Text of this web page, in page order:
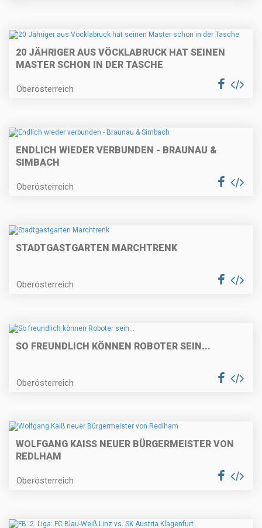
20 JÄHRIGER AUS VÖCKLABRUCK HAT SEINEN
MASTER SCHON IN DER TASCHE
Oberösterreich
ENDLICH WIEDER VERBUNDEN - BRAUNAU &
SIMBACH
Oberösterreich
STADTGASTGARTEN MARCHTRENK
Oberösterreich
SO FREUNDLICH KÖNNEN ROBOTER SEIN...
Oberösterreich
WOLFGANG KAISS NEUER BÜRGERMEISTER VON R
EDLHAM
Oberösterreich